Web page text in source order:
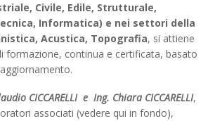
Civile, Edile, Strutturale,
Informatica) e nei settori della
Acustica, Topografia, si attiene
formazione, continua e certificata, basato
CICCARELLI e Ing. Chiara CICCARELLI,
associati (vedere qui in fondo),